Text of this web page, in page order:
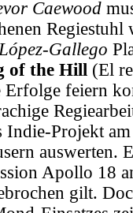
Caewood
Regiestuhl
Gallego
of the Hill (El
Erfolge feiern
Indie-Projekt
auswerten.
Apollo 18
gilt.